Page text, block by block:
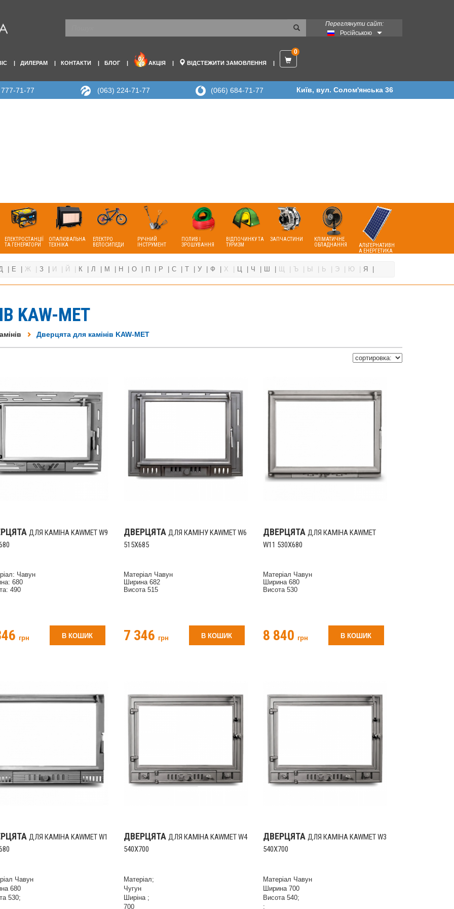
Переглянути сайт:
Російською
ДИЛЕРАМ КОНТАКТИ БЛОГ АКЦІЯ ВІДСТЕЖИТИ ЗАМОВЛЕННЯ
0
71-77 (063) 224-71-77 (066) 684-71-77 Київ, вул. Солом'янська 36
ЕЛЕКТРОСТАНЦІЇ
ТА ГЕНЕРАТОРИ
ОПАЛЮВАЛЬНА
ТЕХНІКА
ЕЛЕКТРО
ВЕЛОСИПЕДИ
РУЧНИЙ
ІНСТРУМЕНТ
ПОЛИВ І
ЗРОШУВАННЯ
ВІДПОЧИНКУ ТА
ТУРИЗМ
ЗАПЧАСТИНИ
КЛІМАТИЧНЕ
ОБЛАДНАННЯ
АЛЬТЕРНАТИВН
А ЕНЕРГЕТИКА
Е Ж З И Й К Л М Н О П Р С Т У Ф Х Ц Ч Ш Щ Ъ Ы Ь Э Ю Я
KAW-MET
Дверцята для камінів KAW-MET
ДЛЯ КАМІНА KAWMET W9
Чавун
680
490
грн В КОШИК
ДВЕРЦЯТА ДЛЯ КАМІНУ KAWMET W6
515X685
Матеріал Чавун
Ширина 682
Висота 515
7 346 грн В КОШИК
ДВЕРЦЯТА ДЛЯ КАМІНА KAWMET
W11 530X680
Матеріал Чавун
Ширина 680
Висота 530
8 840 грн В КОШИК
ДЛЯ КАМІНА KAWMET W1
Чавун
680
530;
ДВЕРЦЯТА ДЛЯ КАМІНА KAWMET W4
540X700
Матеріал;
Чугун
Ширіна ;
700
ДВЕРЦЯТА ДЛЯ КАМІНА KAWMET W3
540X700
Матеріал Чавун
Ширина 700
Висота 540;
;